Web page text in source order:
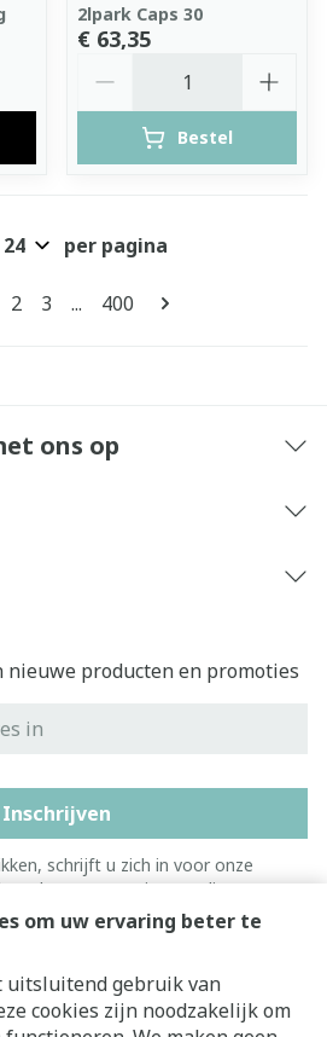
om uw ervaring beter te
uitsluitend gebruik van
cookies zijn noodzakelijk om
2lpark Caps 30
€ 63,35
Bestel
Pagina's
momenteel pagina
Pagina
2 Pagina
3 ... Pagina
400
per pagina
ons op
nieuwe producten en promoties
Inschrijven
schrijft u zich in voor onze
met onzeprivacy policy.